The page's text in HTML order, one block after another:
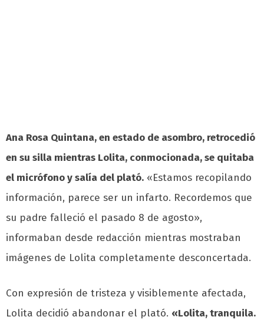
Ana Rosa Quintana, en estado de asombro, retrocedió
en su silla mientras Lolita, conmocionada, se quitaba
el micrófono y salía del plató. «Estamos recopilando
información, parece ser un infarto. Recordemos que
su padre falleció el pasado 8 de agosto»,
informaban desde redacción mientras mostraban
imágenes de Lolita completamente desconcertada.
Con expresión de tristeza y visiblemente afectada,
Lolita decidió abandonar el plató. «Lolita, tranquila.